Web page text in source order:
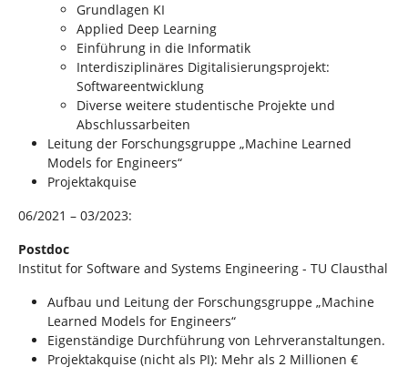
Grundlagen KI
Applied Deep Learning
Einführung in die Informatik
Interdisziplinäres Digitalisierungsprojekt:
Softwareentwicklung
Diverse weitere studentische Projekte und
Abschlussarbeiten
Leitung der Forschungsgruppe „Machine Learned
Models for Engineers“
Projektakquise
06/2021 – 03/2023:
Postdoc
Institut for Software and Systems Engineering - TU Clausthal
Aufbau und Leitung der Forschungsgruppe „Machine
Learned Models for Engineers“
Eigenständige Durchführung von Lehrveranstaltungen.
Projektakquise (nicht als PI): Mehr als 2 Millionen €